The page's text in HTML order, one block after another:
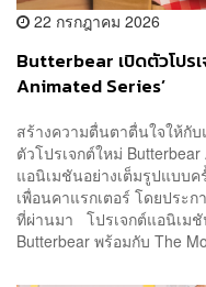
22 กรกฎาคม 2026
Butterbear เปิดตัวโปร
Animated Series’
สร้างความตื่นตาตื่นใจให้กั
ตัวโปรเจกต์ใหม่
แอนิเมชันอย่างเต็มรูปแบบค
เพื่อนคาแรกเตอร์ โดยประ
ที่ผ่านมา โปรเจกต์แอนิเมชั
Butterbear พร้อมกับ The